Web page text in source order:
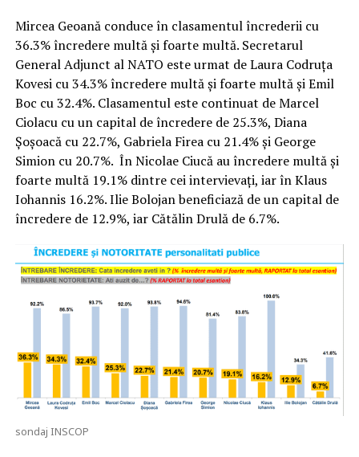
Mircea Geoană conduce în clasamentul încrederii cu
36.3% încredere multă şi foarte multă. Secretarul
General Adjunct al NATO este urmat de Laura Codruţa
Kovesi cu 34.3% încredere multă şi foarte multă şi Emil
Boc cu 32.4%. Clasamentul este continuat de Marcel
Ciolacu cu un capital de încredere de 25.3%, Diana
Şoşoacă cu 22.7%, Gabriela Firea cu 21.4% şi George
Simion cu 20.7%. În Nicolae Ciucă au încredere multă şi
foarte multă 19.1% dintre cei intervievaţi, iar în Klaus
Iohannis 16.2%. Ilie Bolojan beneficiază de un capital de
încredere de 12.9%, iar Cătălin Drulă de 6.7%.
sondaj INSCOP